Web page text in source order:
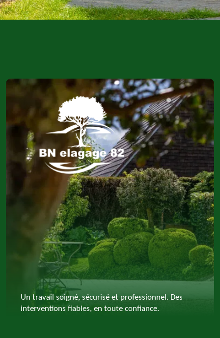
Un travail soigné, sécurisé et professionnel. Des
interventions fiables, en toute confiance.